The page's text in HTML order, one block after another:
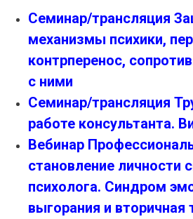
Семинар/трансляция
механизмы психики,
контрперенос,
с ними
Семинар/трансляция
работе консультанта.
Вебинар
становление личности
психолога. Синдром
выгорания и вторичная